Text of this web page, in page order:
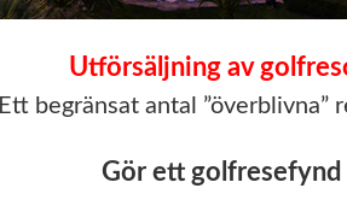
Utförsäljning av
Ett begränsat antal ”överblivna”
Gör ett golfresefynd